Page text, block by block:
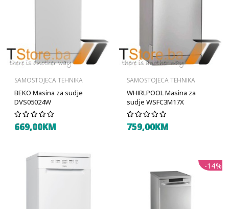
SAMOSTOJECA TEHNIKA
BEKO Masina za sudje
DVS05024W
669,00KM
SAMOSTOJECA TEHNIKA
WHIRLPOOL Masina za
sudje WSFC3M17X
759,00KM
-14%